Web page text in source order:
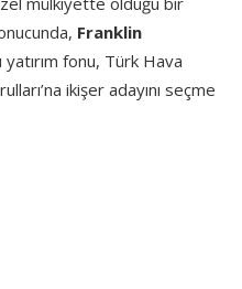
Franklin
yatırım fonu, Türk Hava
ikişer adayını seçme